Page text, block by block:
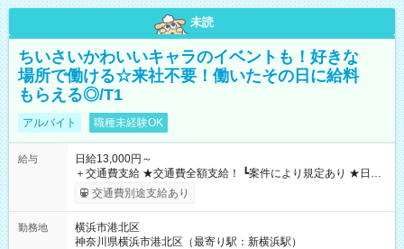
未読
ちいさいかわいいキャラのイベントも！好きな
場所で働ける☆来社不要！働いたその日に給料
もらえる◎/T1
アルバイト 職種未経験OK
給与
日給13,000円～
＋交通費支給 ★交通費全額支給！ ┗案件により規定あり ★日払
いOK！（規定あり） ┗働いたその日に現金GET♪ お仕事後はコ
ンビニATMから 日払い分を引き落とせます！ 【試用期間】試
交通費別途支給あり
勤務地
横浜市港北区
神奈川県横浜市港北区（最寄り駅：新横浜駅）